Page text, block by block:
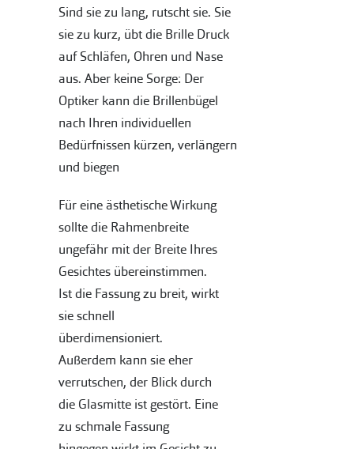
Sind sie zu lang, rutscht sie. Sie
sie zu kurz, übt die Brille Druck
auf Schläfen, Ohren und Nase
aus. Aber keine Sorge: Der
Optiker kann die Brillenbügel
nach Ihren individuellen
Bedürfnissen kürzen, verlängern
und biegen
Für eine ästhetische Wirkung
sollte die Rahmenbreite
ungefähr mit der Breite Ihres
Gesichtes übereinstimmen.
Ist die Fassung zu breit, wirkt
sie schnell
überdimensioniert.
Außerdem kann sie eher
verrutschen, der Blick durch
die Glasmitte ist gestört. Eine
zu schmale Fassung